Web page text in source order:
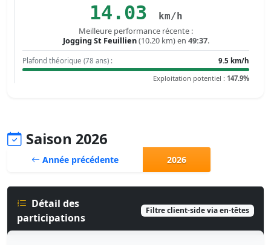
14.03 km/h
Meilleure performance récente :
Jogging St Feuillien(10.20 km) en 49:37.
Plafond théorique (78 ans) :
9.5 km/h
Exploitation potentiel : 147.9%
Saison 2026
Année précédente 2026
Détail des
participations
Filtre client-side via en-têtes